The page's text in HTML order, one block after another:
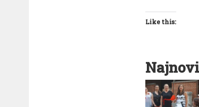
Like this: